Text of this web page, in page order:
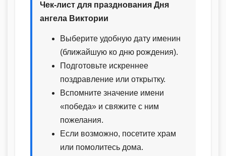
Чек-лист для празднования Дня
ангела Виктории
Выберите удобную дату именин
(ближайшую ко дню рождения).
Подготовьте искреннее
поздравление или открытку.
Вспомните значение имени
«победа» и свяжите с ним
пожелания.
Если возможно, посетите храм
или помолитесь дома.